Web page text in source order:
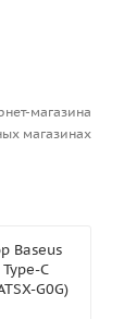
магазина
магазинах
Baseus
C
G0G)